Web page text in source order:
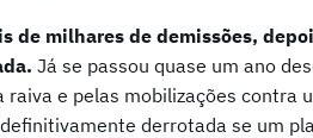
de milhares de demissões,
Já se passou quase um ano
e pelas mobilizações contra
derrotada se um